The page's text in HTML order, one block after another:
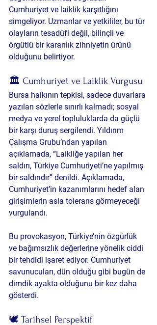
Cumhuriyet ve laiklik karşıtlığını
simgeliyor. Uzmanlar ve yetkililer, bu tür
olayların tesadüfi değil, bilinçli ve
örgütlü bir karanlık zihniyetin ürünü
olduğunu belirtiyor.
🏛️ Cumhuriyet ve Laiklik Vurgusu
Bursa halkının tepkisi, sadece duvarlara
yazılan sözlerle sınırlı kalmadı; sosyal
medya ve yerel topluluklarda da güçlü
bir karşı duruş sergilendi. Yıldırım
Çalışma Grubu’ndan yapılan
açıklamada, “Laikliğe yapılan her
saldırı, Türkiye Cumhuriyeti’ne yapılmış
bir saldırıdır” denildi. Açıklamada,
Cumhuriyet’in kazanımlarını hedef alan
girişimlerin asla tolerans görmeyeceği
vurgulandı.
Bu provokasyon, Türkiye’nin özgürlük
ve bağımsızlık değerlerine yönelik ciddi
bir tehdidi işaret ediyor. Cumhuriyet
savunucuları, dün olduğu gibi bugün de
dimdik ayakta olduğunu bir kez daha
gösterdi.
🕊️ Tarihsel Perspektif